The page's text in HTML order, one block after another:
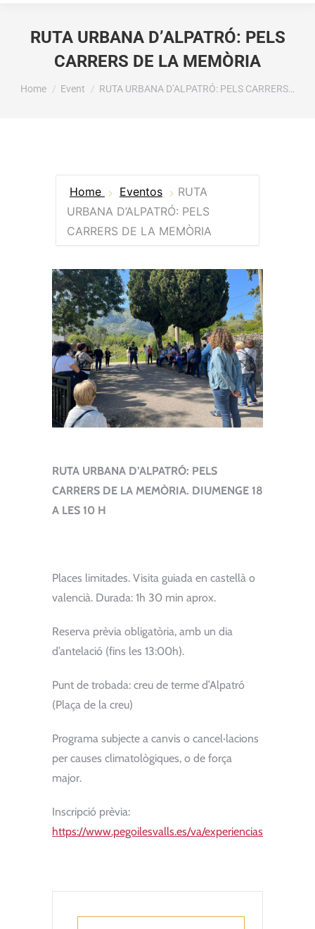
RUTA URBANA D’ALPATRÓ: PELS
CARRERS DE LA MEMÒRIA
You are here:
Home Event RUTA URBANA D’ALPATRÓ: PELS CARRERS…
Home Eventos
RUTA
URBANA D’ALPATRÓ: PELS
CARRERS DE LA MEMÒRIA
RUTA URBANA D’ALPATRÓ: PELS
CARRERS DE LA MEMÒRIA. DIUMENGE 18
A LES 10 H
Places limitades. Visita guiada en castellà o
valencià. Durada: 1h 30 min aprox.
Reserva prèvia obligatòria, amb un dia
d’antelació (fins les 13:00h).
Punt de trobada: creu de terme d’Alpatró
(Plaça de la creu)
Programa subjecte a canvis o cancel·lacions
per causes climatològiques, o de força
major.
Inscripció prèvia:
https://www.pegoilesvalls.es/va/experiencias